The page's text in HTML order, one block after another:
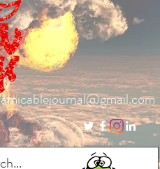
amicablejournal@gmail.com